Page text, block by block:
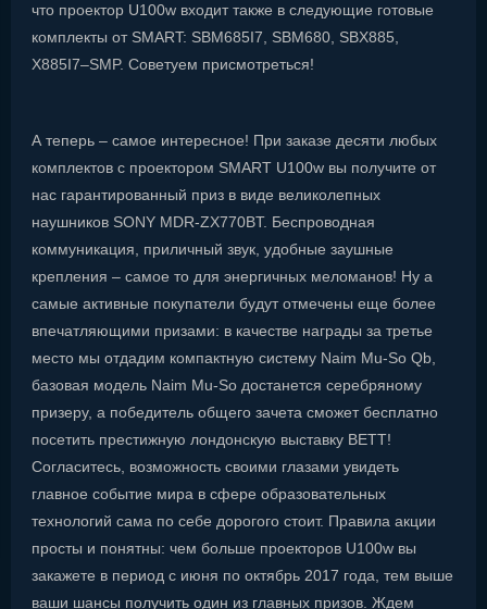
что проектор U100w входит также в следующие готовые
комплекты от SMART: SBM685I7, SBM680, SBX885,
X885I7–SMP. Советуем присмотреться!
А теперь – самое интересное! При заказе десяти любых
комплектов с проектором SMART U100w вы получите от
нас гарантированный приз в виде великолепных
наушников SONY MDR-ZX770BT. Беспроводная
коммуникация, приличный звук, удобные заушные
крепления – самое то для энергичных меломанов! Ну а
самые активные покупатели будут отмечены еще более
впечатляющими призами: в качестве награды за третье
место мы отдадим компактную систему Naim Mu-So Qb,
базовая модель Naim Mu-So достанется серебряному
призеру, а победитель общего зачета сможет бесплатно
посетить престижную лондонскую выставку BETT!
Согласитесь, возможность своими глазами увидеть
главное событие мира в сфере образовательных
технологий сама по себе дорогого стоит. Правила акции
просты и понятны: чем больше проекторов U100w вы
закажете в период с июня по октябрь 2017 года, тем выше
ваши шансы получить один из главных призов. Ждем